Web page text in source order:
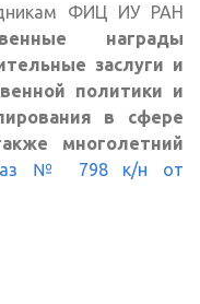
ФИЦ ИУ РАН
награды
заслуги и
политики и
в сфере
многолетний
№ 798 к/н от